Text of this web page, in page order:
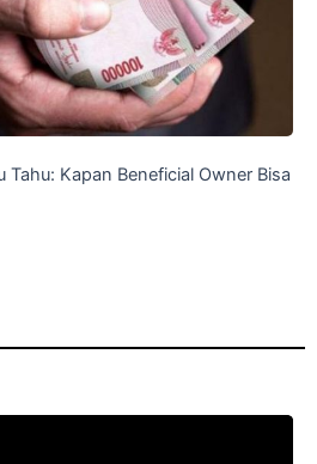
Tahu: Kapan Beneficial Owner Bisa